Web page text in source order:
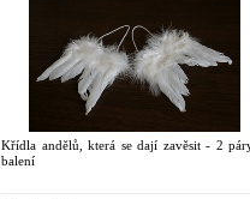
Křídla andělů, která se dají zavěsit - 2
balení